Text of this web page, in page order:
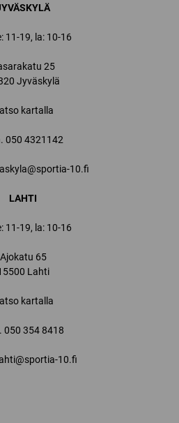
11-19, la: 10-16
25
Jyväskylä
kartalla
050 4321142
10.fi
LAHTI
11-19, la: 10-16
Ajokatu 65
Lahti
kartalla
050 354 8418
10.fi